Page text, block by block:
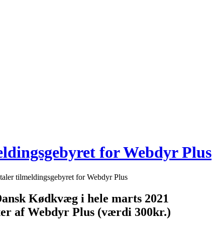
for Webdyr Plus
tilmeldingsgebyret for Webdyr Plus
Kødkvæg i hele marts 2021
af Webdyr Plus (værdi 300kr.)